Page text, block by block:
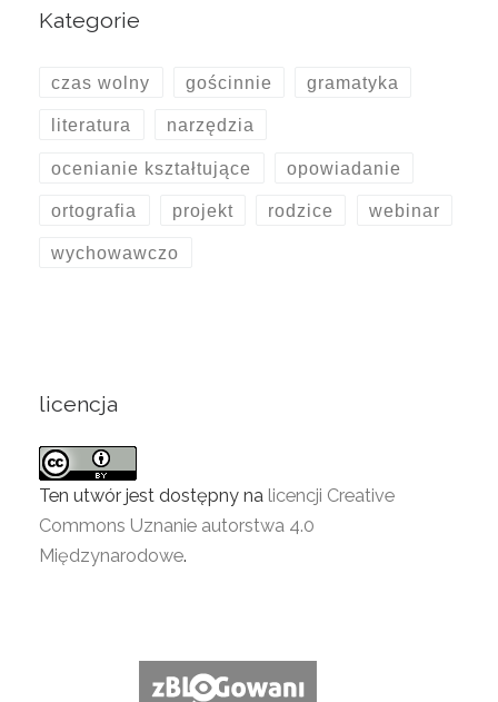
Kategorie
czas wolny gościnnie gramatyka
literatura narzędzia
ocenianie kształtujące opowiadanie
ortografia projekt rodzice webinar
wychowawczo
licencja
Ten utwór jest dostępny na licencji Creative
Commons Uznanie autorstwa 4.0
Międzynarodowe.